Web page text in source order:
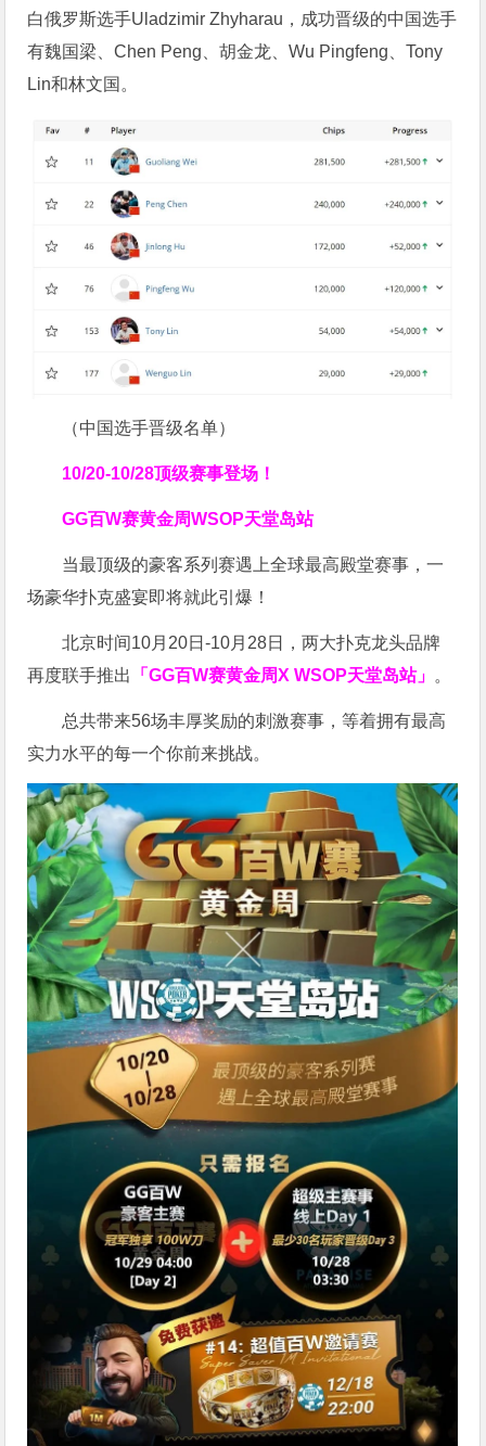
白俄罗斯选手Uladzimir Zhyharau，成功晋级的中国选手
有魏国梁、Chen Peng、胡金龙、Wu Pingfeng、Tony
Lin和林文国。
（中国选手晋级名单）
10/20-10/28顶级赛事登场！
GG百W赛黄金周WSOP天堂岛站
当最顶级的豪客系列赛遇上全球最高殿堂赛事，一
场豪华扑克盛宴即将就此引爆！
北京时间10月20日-10月28日，两大扑克龙头品牌
再度联手推出
「GG百W赛黄金周X WSOP天堂岛站」 。
总共带来56场丰厚奖励的刺激赛事，等着拥有最高
实力水平的每一个你前来挑战。